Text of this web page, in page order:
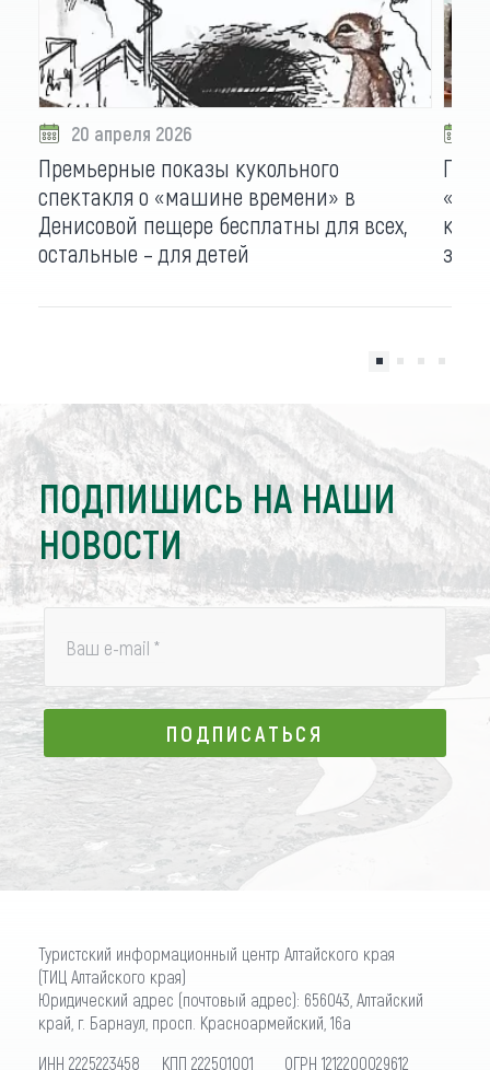
20 апреля 2026
Премьерные показы кукольного
спектакля о «машине времени» в
Денисовой пещере бесплатны для всех,
остальные – для детей
ПОДПИШИСЬ НА НАШИ
НОВОСТИ
Ваш e-mail *
ПОДПИСАТЬСЯ
ПОДПИСАТЬСЯ
Туристский информационный центр Алтайского края
(ТИЦ Алтайского края)
Юридический адрес (почтовый адрес): 656043, Алтайский
край, г. Барнаул, просп. Красноармейский, 16а
ИНН 2225223458 КПП 222501001 ОГРН 1212200029612